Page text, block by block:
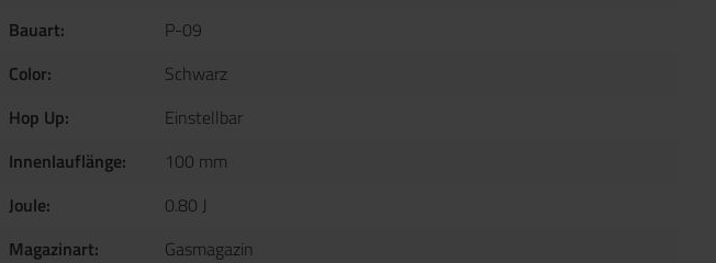
Bauart:
P-09
Color:
Schwarz
Hop Up:
Einstellbar
Innenlauflänge:
100 mm
Joule:
0.80 J
Magazinart:
Gasmagazin